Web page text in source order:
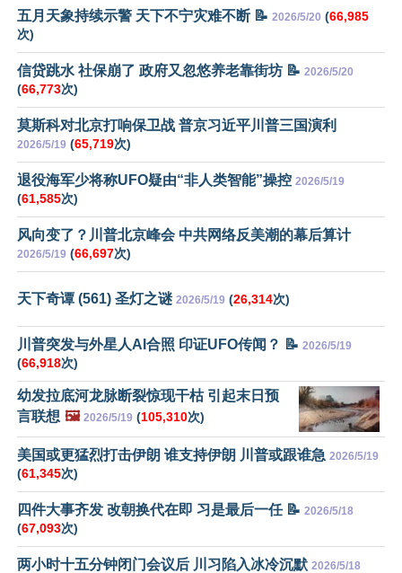
五月天象持续示警 天下不宁灾难不断 📝 2026/5/20 (66,985
次)
信贷跳水 社保崩了 政府又忽悠养老靠街坊 📝 2026/5/20
(66,773次)
莫斯科对北京打响保卫战 普京习近平川普三国演利
2026/5/19 (65,719次)
退役海军少将称UFO疑由“非人类智能”操控 2026/5/19
(61,585次)
风向变了？川普北京峰会 中共网络反美潮的幕后算计
2026/5/19 (66,697次)
天下奇谭 (561) 圣灯之谜 2026/5/19 (26,314次)
川普突发与外星人AI合照 印证UFO传闻？ 📝 2026/5/19
(66,918次)
幼发拉底河龙脉断裂惊现干枯 引起末日预
言联想 🖼️ 2026/5/19 (105,310次)
美国或更猛烈打击伊朗 谁支持伊朗 川普或跟谁急 2026/5/19
(61,345次)
四件大事齐发 改朝换代在即 习是最后一任 📝 2026/5/18
(67,093次)
两小时十五分钟闭门会议后 川习陷入冰冷沉默 2026/5/18